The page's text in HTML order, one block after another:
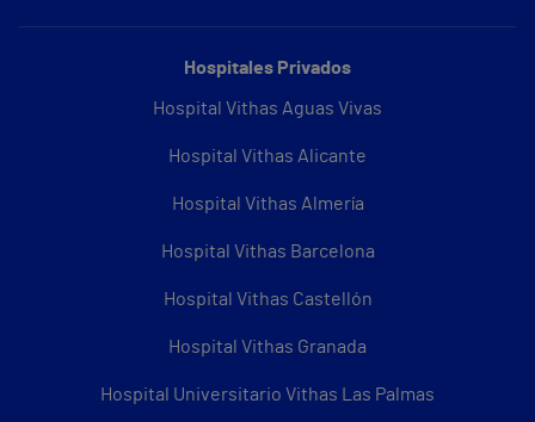
Hospitales Privados
Hospital Vithas Aguas Vivas
Hospital Vithas Alicante
Hospital Vithas Almería
Hospital Vithas Barcelona
Hospital Vithas Castellón
Hospital Vithas Granada
Hospital Universitario Vithas Las Palmas